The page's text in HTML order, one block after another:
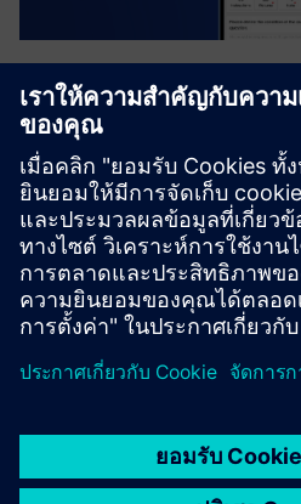
Forcelink
Forcelink เป็น ERP Mobile Field
ช่วยเพิ่มความคล่องตัวในการดำเ
ของลูกค้า และขับเคลื่อนการทำก
กำหนดค่าได้สูงผสานเข้ากับระบบ
ราบรื่นเช่น SAP...
เรียนรู้เพิ่มเติม